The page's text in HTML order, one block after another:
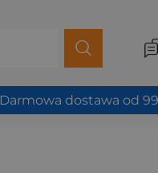
Darmowa dostawa od 99